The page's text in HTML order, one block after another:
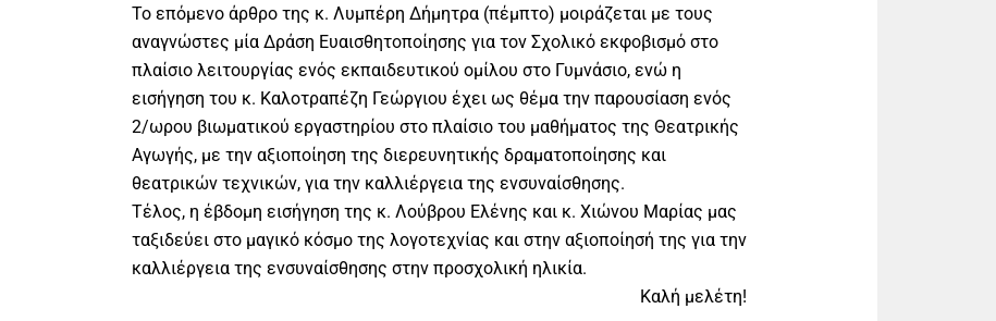
Το επόμενο άρθρο της κ. Λυμπέρη Δήμητρα (πέμπτο) μοιράζεται με τους
αναγνώστες μία Δράση Ευαισθητοποίησης για τον Σχολικό εκφοβισμό στο
πλαίσιο λειτουργίας ενός εκπαιδευτικού ομίλου στο Γυμνάσιο, ενώ η
εισήγηση του κ. Καλοτραπέζη Γεώργιου έχει ως θέμα την παρουσίαση ενός
2/ωρου βιωματικού εργαστηρίου στο πλαίσιο του μαθήματος της Θεατρικής
Αγωγής, με την αξιοποίηση της διερευνητικής δραματοποίησης και
θεατρικών τεχνικών, για την καλλιέργεια της ενσυναίσθησης.
Τέλος, η έβδομη εισήγηση της κ. Λούβρου Ελένης και κ. Χιώνου Μαρίας μας
ταξιδεύει στο μαγικό κόσμο της λογοτεχνίας και στην αξιοποίησή της για την
καλλιέργεια της ενσυναίσθησης στην προσχολική ηλικία.
Καλή μελέτη!